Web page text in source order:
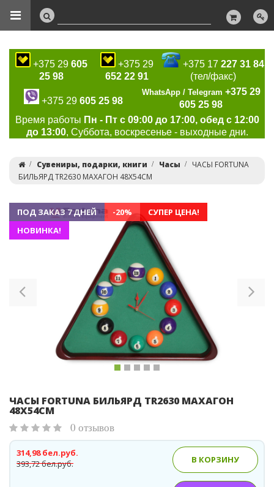
+375 29 605
25 98
+375 29
652 22 91
+375 17227 31 84
(тел/факс)
+375 29 605 25 98
WhatsApp / Telegram +375 29
605 25 98
Время работы Пн - Пт с 09:00 до 17:00, обед с 12:00
до 13:00, Суббота, воскресенье - выходные дни.
Сувениры, подарки, книги Часы
ЧАСЫ FORTUNA
БИЛЬЯРД TR2630 МАХАГОН 48Х54СМ
ПОД ЗАКАЗ 7 ДНЕЙ -20%
СУПЕР ЦЕНА!
НОВИНКА!
ЧАСЫ FORTUNA БИЛЬЯРД TR2630 МАХАГОН
48Х54СМ
0 отзывов
393,72 бел.руб.
314,98 бел.руб.
В КОРЗИНУ